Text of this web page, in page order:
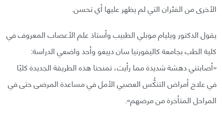
الأخرى من الفئران التي لم يظهر عليها أي تحسن.
يقول الدكتور ويليام موبلي الطبيب وأستاذ علم الأعصاب المعروف في
كلية الطب بجامعة كاليفورنيا سان دييغو وأحد واضعي الدراسة:
«أصابتني دهشة شديدة مما رأيت، تمنحنا هذه الطريقة الجديدة كليًا
في علاج أمراض التنكُّس العصبي الأمل في مساعدة المرضى حتى في
المراحل المتأخرة من مرضهم».